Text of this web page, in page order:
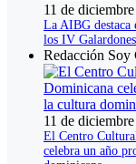
11 de
La AIBG destaca
los IV
Redacción Soy
11 de
El Centro
celebra un año